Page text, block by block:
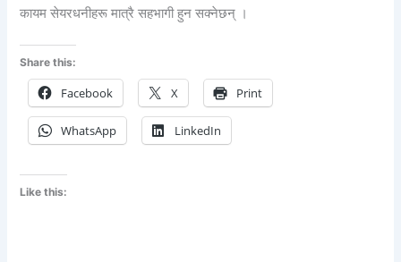
कायम सेयरधनीहरू मात्रै सहभागी हुन सक्नेछन् ।
Share this:
Facebook X Print
WhatsApp LinkedIn
Like this: